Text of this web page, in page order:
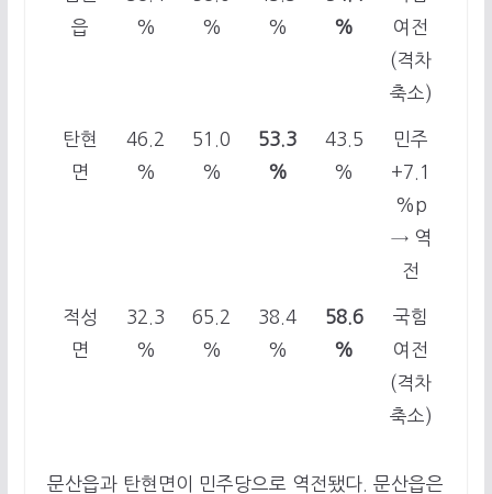
읍
%
%
%
%
여전
(격차
축소)
탄현
면
46.2
%
51.0
%
53.3
%
43.5
%
민주
+7.1
%p
→ 역
전
적성
면
32.3
%
65.2
%
38.4
%
58.6
%
국힘
여전
(격차
축소)
문산읍과 탄현면이 민주당으로 역전됐다. 문산읍은